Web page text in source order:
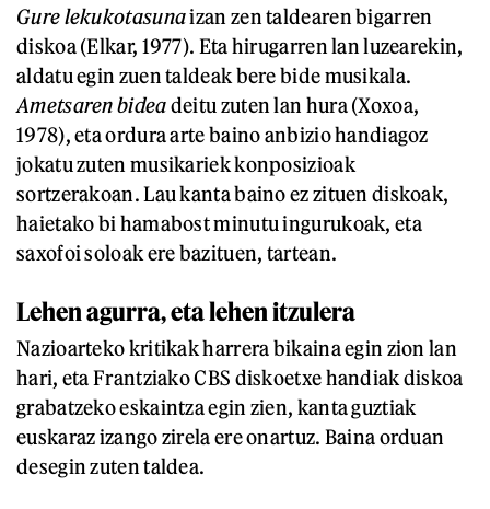
Gure lekukotasunaizan zen taldearen bigarren
diskoa (Elkar, 1977). Eta hirugarren lan luzearekin,
aldatu egin zuen taldeak bere bide musikala.
Ametsaren bideadeitu zuten lan hura (Xoxoa,
1978), eta ordura arte baino anbizio handiagoz
jokatu zuten musikariek konposizioak
sortzerakoan. Lau kanta baino ez zituen diskoak,
haietako bi hamabost minutu ingurukoak, eta
saxofoi soloak ere bazituen, tartean.
Lehen agurra, eta lehen itzulera
Nazioarteko kritikak harrera bikaina egin zion lan
hari, eta Frantziako CBS diskoetxe handiak diskoa
grabatzeko eskaintza egin zien, kanta guztiak
euskaraz izango zirela ere onartuz. Baina orduan
desegin zuten taldea.